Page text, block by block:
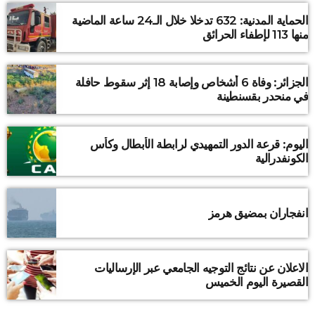
الحماية المدنية: 632 تدخلا خلال الـ24 ساعة الماضية
منها 113 لإطفاء الحرائق
الجزائر: وفاة 6 أشخاص وإصابة 18 إثر سقوط حافلة
في منحدر بقسنطينة
اليوم: قرعة الدور التمهيدي لرابطة الأبطال وكأس
الكونفدرالية
انفجاران بمضيق هرمز
الاعلان عن نتائج التوجيه الجامعي عبر الإرساليات
القصيرة اليوم الخميس